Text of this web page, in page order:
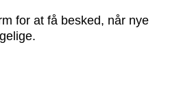
for at få besked, når nye